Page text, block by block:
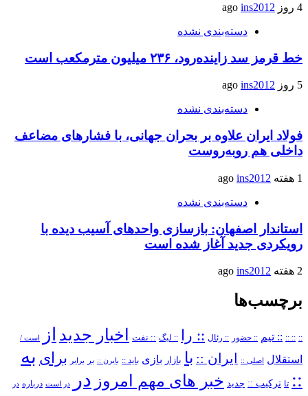
4 روز ago ins2012
دسته‌بندی نشده
خط قرمز سد زاینده‌رود، ۲۳۶ میلیون مترمکعب است
5 روز ago ins2012
دسته‌بندی نشده
فولاد ایران علاوه بر بحران جهانی، با فشارهای مضاعف
داخلی هم روبه‌روست
1 هفته ago ins2012
دسته‌بندی نشده
استاندار اصفهان: بازسازی واحدهای آسیب دیده با
رویکردی جدید آغاز شده است
2 هفته ago ins2012
برچسب‌ها
::
:: :: :: تیم :: حضور :: رئال :: را :: لیگ :: نفت اخبار جدید از است /
استقلال اصلی :: ایران :: با بازار بازی باید :: بایرن :: بر برابر برای به
:: تا ترکیب :: جدید خبر های مهم امروز در در است درباره در